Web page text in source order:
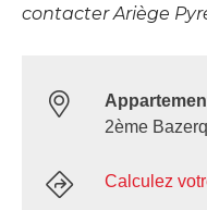
contacter Ariège
2ème
Calculez